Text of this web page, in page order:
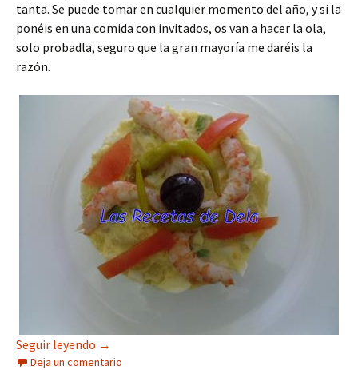
tanta. Se puede tomar en cualquier momento del año, y si la
ponéis en una comida con invitados, os van a hacer la ola,
solo probadla, seguro que la gran mayoría me daréis la
razón.
Seguir leyendo Ensaladilla de Gambas
→
Deja un comentario